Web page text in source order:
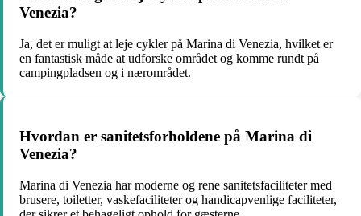
Venezia?
Ja, det er muligt at leje cykler på Marina di Venezia, hvilket er
en fantastisk måde at udforske området og komme rundt på
campingpladsen og i nærområdet.
Hvordan er sanitetsforholdene på Marina di
Venezia?
Marina di Venezia har moderne og rene sanitetsfaciliteter med
brusere, toiletter, vaskefaciliteter og handicapvenlige faciliteter,